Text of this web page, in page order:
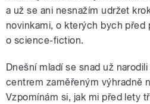
a už se ani nesnažím udržet
novinkami, o kterých bych před
o science-fiction.
Dnešní mladí se snad už
centrem zaměřeným výhradně
Vzpomínám si, jak mi před lety